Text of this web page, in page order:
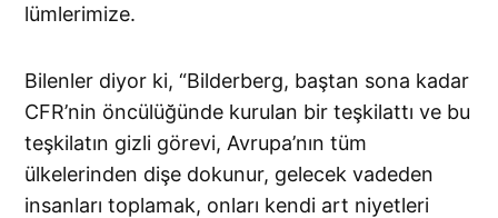
lümlerimize.
Bilenler diyor ki, “Bilderberg, baştan sona kadar
CFR’nin öncülüğünde kurulan bir teşkilattı ve bu
teşkilatın gizli görevi, Avrupa’nın tüm
ülkelerinden dişe dokunur, gelecek vadeden
insanları toplamak, onları kendi art niyetleri